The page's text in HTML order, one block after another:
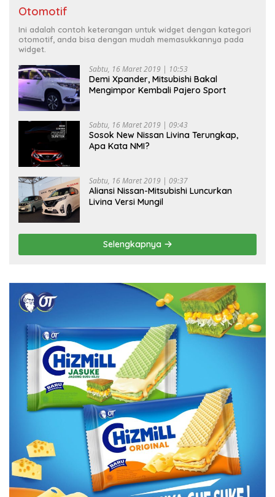
Otomotif
Ini adalah contoh keterangan untuk widget dengan kategori
otomotif, anda bisa dengan mudah memasukkannya pada
widget.
Sabtu, 16 Maret 2019 | 10:53
Demi Xpander, Mitsubishi Bakal
Mengimpor Kembali Pajero Sport
Sabtu, 16 Maret 2019 | 09:43
Sosok New Nissan Livina Terungkap,
Apa Kata NMI?
Sabtu, 16 Maret 2019 | 09:37
Aliansi Nissan-Mitsubishi Luncurkan
Livina Versi Mungil
Selengkapnya